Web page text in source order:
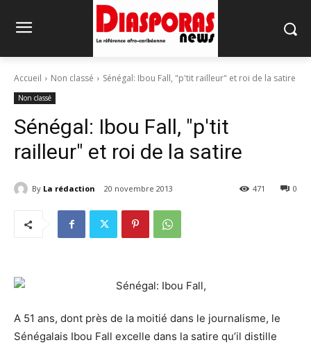
Accueil Non classé Sénégal: Ibou Fall, "p'tit railleur" et roi de la satire
Non classé
Sénégal: Ibou Fall, "p'tit
railleur" et roi de la satire
By La rédaction 20 novembre 2013 0
471
A 51 ans, dont près de la moitié dans le journalisme, le
Sénégalais Ibou Fall excelle dans la satire qu’il distille